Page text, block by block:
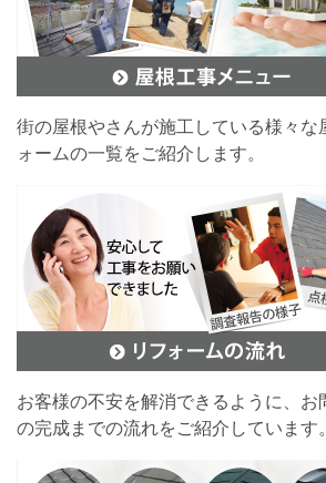
街の屋根やさんが施工している様々な
ォームの一覧をご紹介します。
お客様の不安を解消できるように、お
の完成までの流れをご紹介しています。